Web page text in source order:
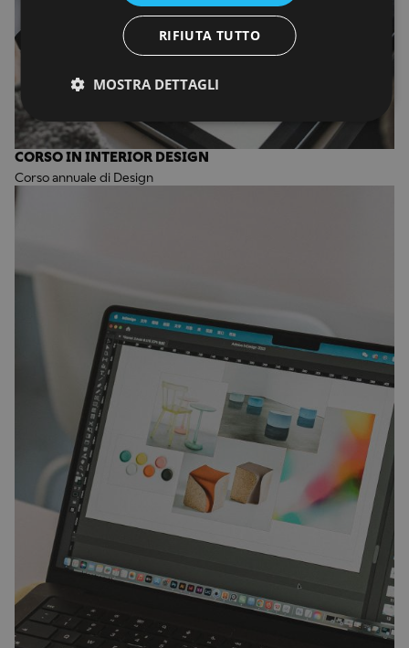
CORSO IN INTERIOR DESIGN
Corso annuale di Design
RIFIUTA TUTTO
MOSTRA DETTAGLI